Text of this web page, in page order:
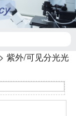
> 紫外/可见分光光